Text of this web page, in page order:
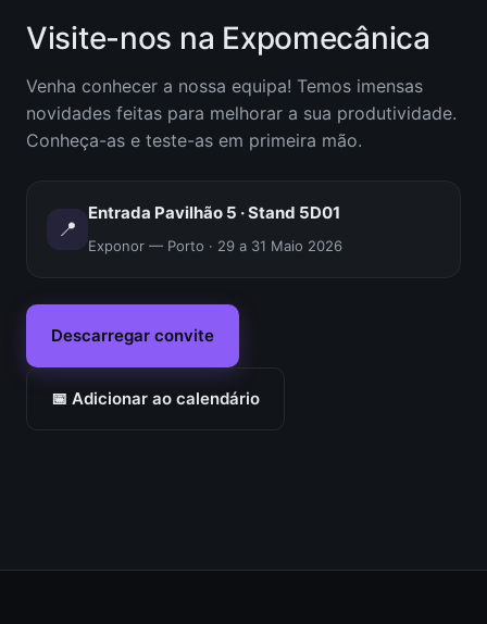
Visite-nos na Expomecânica
Venha conhecer a nossa equipa! Temos imensas
novidades feitas para melhorar a sua produtividade.
Conheça-as e teste-as em primeira mão.
📍
Entrada Pavilhão 5 · Stand 5D01
Exponor — Porto · 29 a 31 Maio 2026
Descarregar convite
📅 Adicionar ao calendário